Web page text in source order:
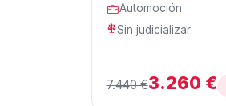
Automoción
Sin judicializar
7.440 €3.260 €